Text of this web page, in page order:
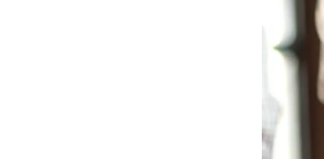
Giornalismo
Il Sole 24